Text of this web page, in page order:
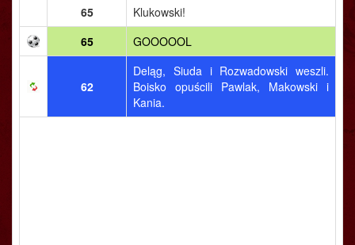
65
Klukowski!
65
GOOOOOL
62
Deląg, Siuda i Rozwadowski weszli.
Boisko opuścili Pawlak, Makowski i
Kania.